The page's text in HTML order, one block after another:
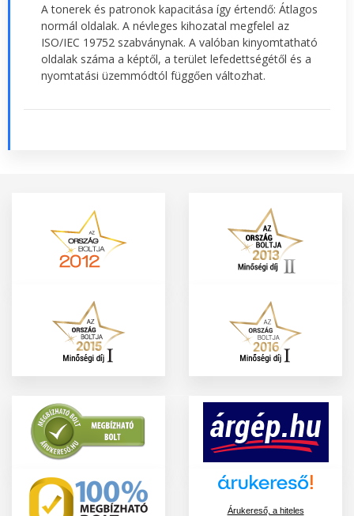
A tonerek és patronok kapacitása így értendő: Átlagos
normál oldalak. A névleges kihozatal megfelel az
ISO/IEC 19752 szabványnak. A valóban kinyomtatható
oldalak száma a képtől, a terület lefedettségétől és a
nyomtatási üzemmódtól függően változhat.
Árukereső, a hiteles